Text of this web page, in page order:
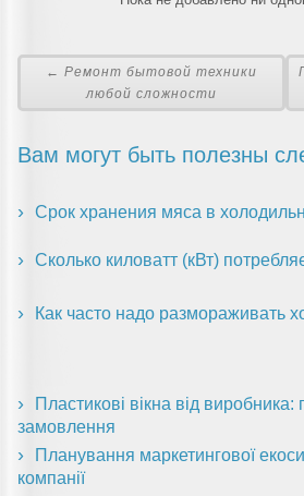
← Ремонт бытовой техники
любой сложности
Вам могут быть полезны
Срок хранения мяса в
Сколько киловатт (кВт)
Как часто надо размораживать
Пластикові вікна від
замовлення
Планування маркетингової
компанії